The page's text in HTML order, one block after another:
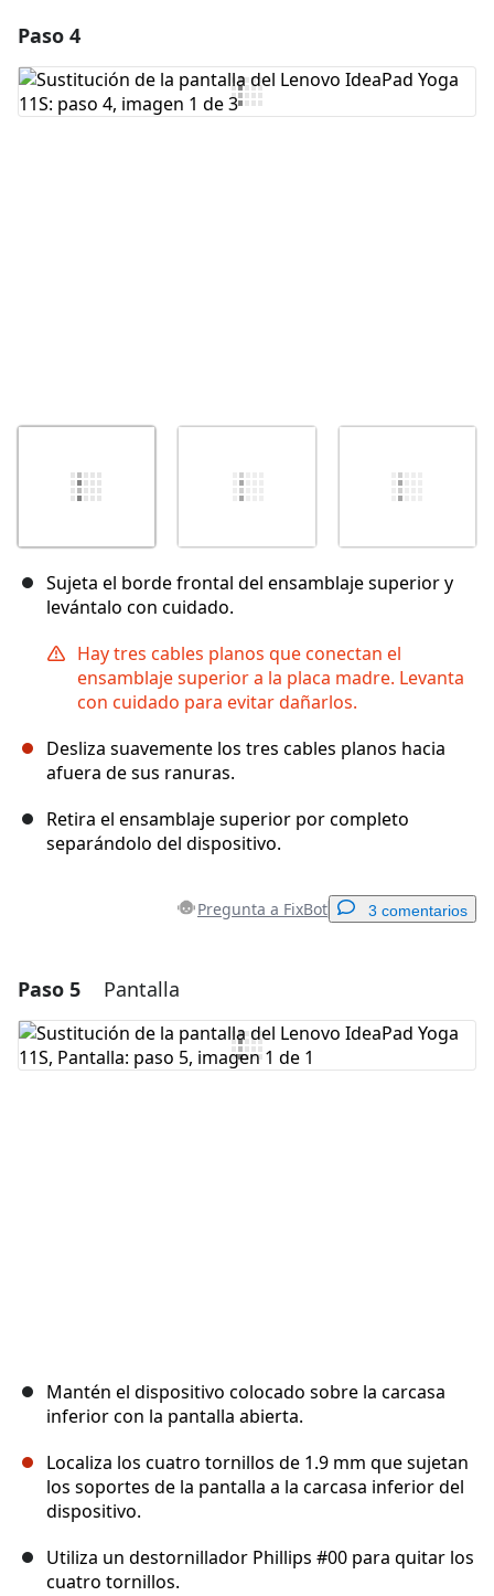
Paso 4
Sujeta el borde frontal del ensamblaje superior y
levántalo con cuidado.
Hay tres cables planos que conectan el
ensamblaje superior a la placa madre. Levanta
con cuidado para evitar dañarlos.
Desliza suavemente los tres cables planos hacia
afuera de sus ranuras.
Retira el ensamblaje superior por completo
separándolo del dispositivo.
Pregunta a FixBot 3 comentarios
Agregar Comentario
Paso 5 Pantalla
Mantén el dispositivo colocado sobre la carcasa
inferior con la pantalla abierta.
Localiza los cuatro tornillos de 1.9 mm que sujetan
los soportes de la pantalla a la carcasa inferior del
dispositivo.
Utiliza un destornillador Phillips #00 para quitar los
cuatro tornillos.